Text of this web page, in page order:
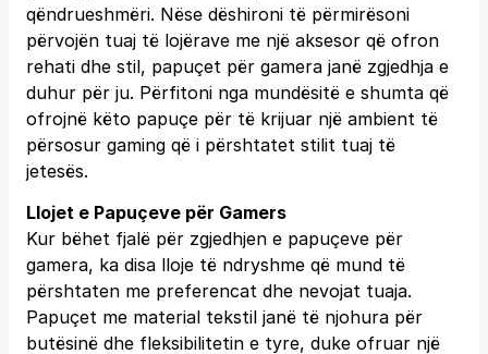
qëndrueshmëri. Nëse dëshironi të përmirësoni
përvojën tuaj të lojërave me një aksesor që ofron
rehati dhe stil, papuçet për gamera janë zgjedhja e
duhur për ju. Përfitoni nga mundësitë e shumta që
ofrojnë këto papuçe për të krijuar një ambient të
përsosur gaming që i përshtatet stilit tuaj të
jetesës.
Llojet e Papuçeve për Gamers
Kur bëhet fjalë për zgjedhjen e papuçeve për
gamera, ka disa lloje të ndryshme që mund të
përshtaten me preferencat dhe nevojat tuaja.
Papuçet me material tekstil janë të njohura për
butësinë dhe fleksibilitetin e tyre, duke ofruar një